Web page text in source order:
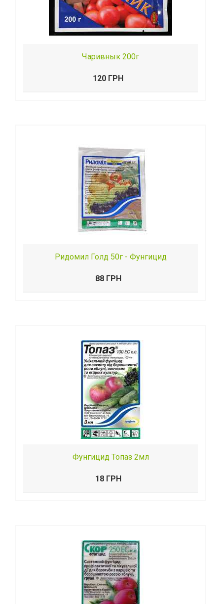
Чаривнык 200г
120 ГРН
Ридомил Голд 50г - Фунгицид
88 ГРН
Фунгицид Топаз 2мл
18 ГРН